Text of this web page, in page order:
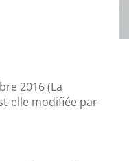
2016 (La
elle modifiée par